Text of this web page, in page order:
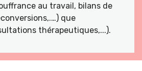
au travail, bilans de
que
thérapeutiques,...).